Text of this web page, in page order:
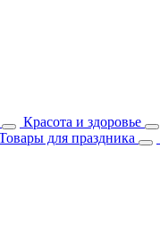
Красота и здоровье
для праздника